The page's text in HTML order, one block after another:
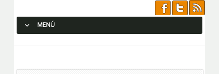
MENÚ